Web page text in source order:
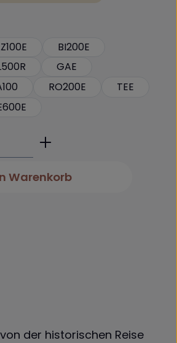
BI200E
GAE
RO200E
TEE
Gib den
Warenkorb
der historischen Reise